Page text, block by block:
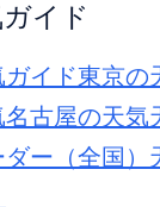
イド
イド東京の
名古屋の天気
ー（全国）